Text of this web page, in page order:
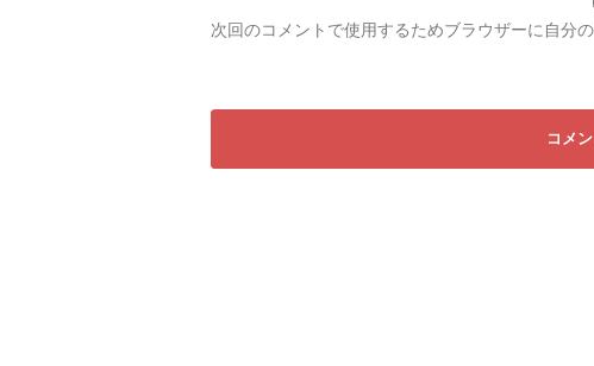
次回のコメントで使用するためブラウザーに自分